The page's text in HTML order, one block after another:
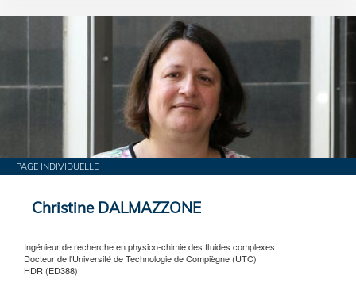
PAGE INDIVIDUELLE
Christine DALMAZZONE
Ingénieur de recherche en physico-chimie des fluides complexes
Docteur de l'Université de Technologie de Compiègne (UTC)
HDR (ED388)